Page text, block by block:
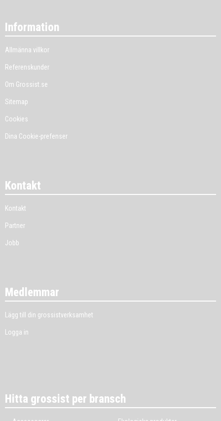
Information
Allmänna villkor
Referenskunder
Om Grossist.se
Sitemap
Cookies
Dina Cookie-prefenser
Kontakt
Kontakt
Partner
Jobb
Medlemmar
Lägg till din grossistverksamhet
Logga in
Hitta grossist per bransch